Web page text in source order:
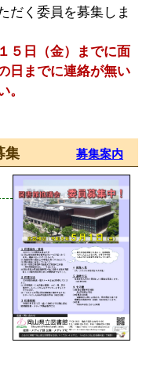
だく委員を募集しま
５日（金）までに面
日までに連絡が無い
員募集 募集案内